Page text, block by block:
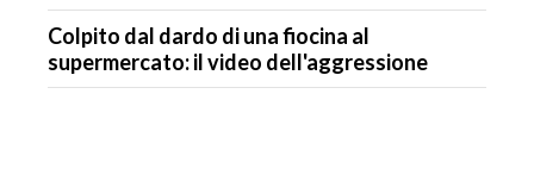
Colpito dal dardo di una fiocina al
supermercato: il video dell'aggressione